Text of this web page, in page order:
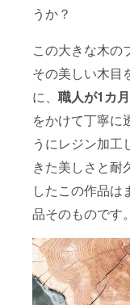
うか？
この大きな木の
その美しい木目
に、 職人が1カ
をかけて丁寧に
うにレジン加工
きた美しさと耐
したこの作品は
品そのものです。